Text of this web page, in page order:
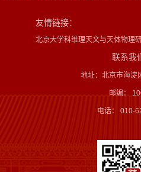
友情链接：
北京大学科维理天文与天体物理
联系我
地址：北京市海淀
邮编：
电话： 010-